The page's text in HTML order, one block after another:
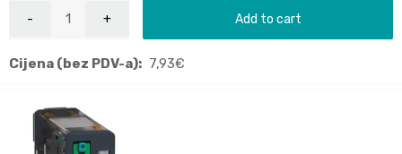
Add to cart
Cijena (bez PDV-a): 7,93€